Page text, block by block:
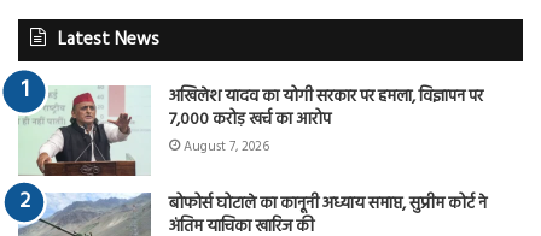
Latest News
अखिलेश यादव का योगी सरकार पर हमला, विज्ञापन पर
7,000 करोड़ खर्च का आरोप
August 7, 2026
बोफोर्स घोटाले का कानूनी अध्याय समाप्त, सुप्रीम कोर्ट ने
अंतिम याचिका खारिज की